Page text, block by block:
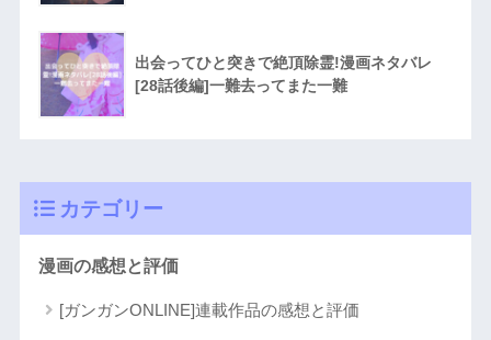
出会ってひと突きで絶頂除霊!漫画ネタバレ
[28話後編]一難去ってまた一難
カテゴリー
漫画の感想と評価
[ガンガンONLINE]連載作品の感想と評価